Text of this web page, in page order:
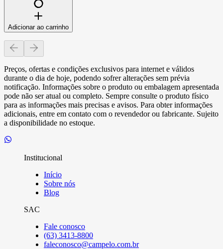
Adicionar ao carrinho
Preços, ofertas e condições exclusivos para internet e válidos
durante o dia de hoje, podendo sofrer alterações sem prévia
notificação. Informações sobre o produto ou embalagem apresentada
pode não ser atual ou completo. Sempre consulte o produto físico
para as informações mais precisas e avisos. Para obter informações
adicionais, entre em contato com o revendedor ou fabricante. Sujeito
a disponibilidade no estoque.
Institucional
Início
Sobre nós
Blog
SAC
Fale conosco
(63) 3413-8800
faleconosco@campelo.com.br